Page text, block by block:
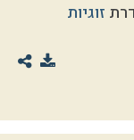
זוגיות